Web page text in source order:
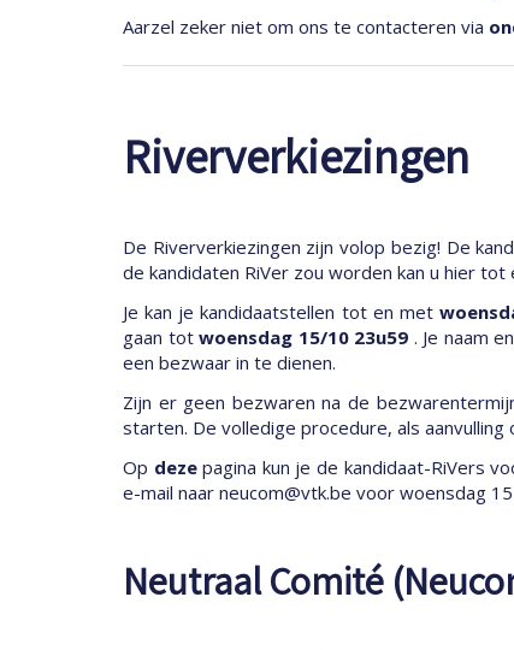
Aarzel zeker niet om ons te contacteren via
Riververkiezingen
De Riververkiezingen zijn volop bezig! De
de kandidaten RiVer zou worden kan u hier
Je kan je kandidaatstellen tot en met
gaan totwoensdag 15/10 23u59 . Je naam
een bezwaar in te dienen.
Zijn er geen bezwaren na de
starten. De volledige procedure, als
Op dezepagina kun je de kandidaat-RiVers
e-mail naar neucom@vtk.be voor woensdag
Neutraal Comité